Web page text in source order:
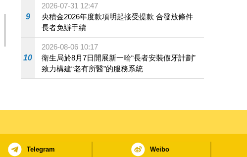
9
2026-07-31 12:47
央積金2026年度款項明起接受提款 合發放條件
長者免辦手續
10
2026-08-06 10:17
衛生局於8月7日開展新一輪“長者安裝假牙計劃”
致力構建“老有所醫”的服務系統
Telegram Weibo